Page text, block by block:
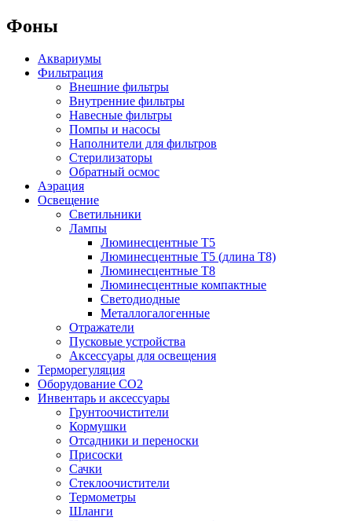
Фоны
Аквариумы
Фильтрация
Внешние фильтры
Внутренние фильтры
Навесные фильтры
Помпы и насосы
Наполнители для фильтров
Стерилизаторы
Обратный осмос
Аэрация
Освещение
Светильники
Лампы
Люминесцентные T5
Люминесцентные T5 (длина T8)
Люминесцентные T8
Люминесцентные компактные
Светодиодные
Металлогалогенные
Отражатели
Пусковые устройства
Аксессуары для освещения
Терморегуляция
Оборудование CO2
Инвентарь и аксессуары
Грунтоочистители
Кормушки
Отсадники и переноски
Присоски
Сачки
Стеклоочистители
Термометры
Шланги